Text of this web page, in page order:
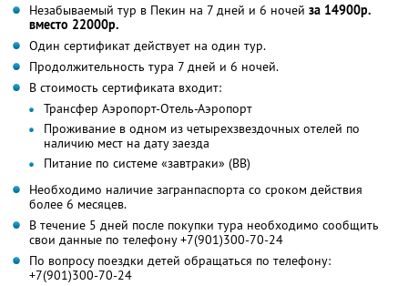
Незабываемый тур в Пекин на 7 дней и 6 ночей за 14900р.
вместо 22000р.
Один сертификат действует на один тур.
Продолжительность тура 7 дней и 6 ночей.
В стоимость сертификата входит:
Трансфер Аэропорт-Отель-Аэропорт
Проживание в одном из четырехзвездочных отелей по
наличию мест на дату заезда
Питание по системе «завтраки» (BB)
Необходимо наличие загранпаспорта со сроком действия
более 6 месяцев.
В течение 5 дней после покупки тура необходимо сообщить
свои данные по телефону +7(901)300-70-24
По вопросу поездки детей обращаться по телефону:
+7(901)300-70-24